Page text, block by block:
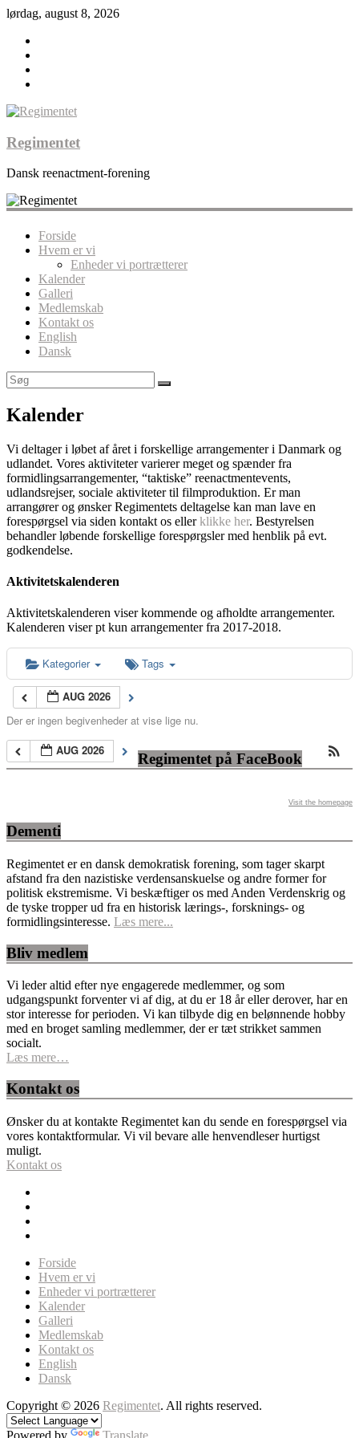
lørdag, august 8, 2026
Regimentet
Dansk reenactment-forening
Forside
Hvem er vi
Enheder vi portrætterer
Kalender
Galleri
Medlemskab
Kontakt os
English
Dansk
Kalender
Vi deltager i løbet af året i forskellige arrangementer i Danmark og
udlandet. Vores aktiviteter varierer meget og spænder fra
formidlingsarrangementer, “taktiske” reenactmentevents,
udlandsrejser, sociale aktiviteter til filmproduktion. Er man
arrangører og ønsker Regimentets deltagelse kan man lave en
forespørgsel via siden kontakt os ellerklikke her. Bestyrelsen
behandler løbende forskellige forespørgsler med henblik på evt.
godkendelse.
Aktivitetskalenderen
Aktivitetskalenderen viser kommende og afholdte arrangementer.
Kalenderen viser pt kun arrangementer fra 2017-2018.
Kategorier Tags
AUG 2026
Der er ingen begivenheder at vise lige nu.
AUG 2026
Regimentet på FaceBook
Visit the homepage
Dementi
Regimentet er en dansk demokratisk forening, som tager skarpt
afstand fra den nazistiske verdensanskuelse og andre former for
politisk ekstremisme. Vi beskæftiger os med Anden Verdenskrig og
de tyske tropper ud fra en historisk lærings-, forsknings- og
formidlingsinteresse. Læs mere...
Bliv medlem
Vi leder altid efter nye engagerede medlemmer, og som
udgangspunkt forventer vi af dig, at du er 18 år eller derover, har en
stor interesse for perioden. Vi kan tilbyde dig en belønnende hobby
med en broget samling medlemmer, der er tæt strikket sammen
socialt.
Læs mere…
Kontakt os
Ønsker du at kontakte Regimentet kan du sende en forespørgsel via
vores kontaktformular. Vi vil bevare alle henvendleser hurtigst
muligt.
Kontakt os
Forside
Hvem er vi
Enheder vi portrætterer
Kalender
Galleri
Medlemskab
Kontakt os
English
Dansk
Copyright © 2026 Regimentet. All rights reserved.
Powered by Translate